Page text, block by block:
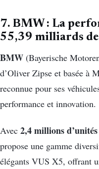
7. BMW : La
55,39 milliards
BMW (Bayerische
d’Oliver Zipse et basée à
reconnue pour ses
performance et innovation.
Avec 2,4 millions
propose une gamme
élégants VUS X5, offrant